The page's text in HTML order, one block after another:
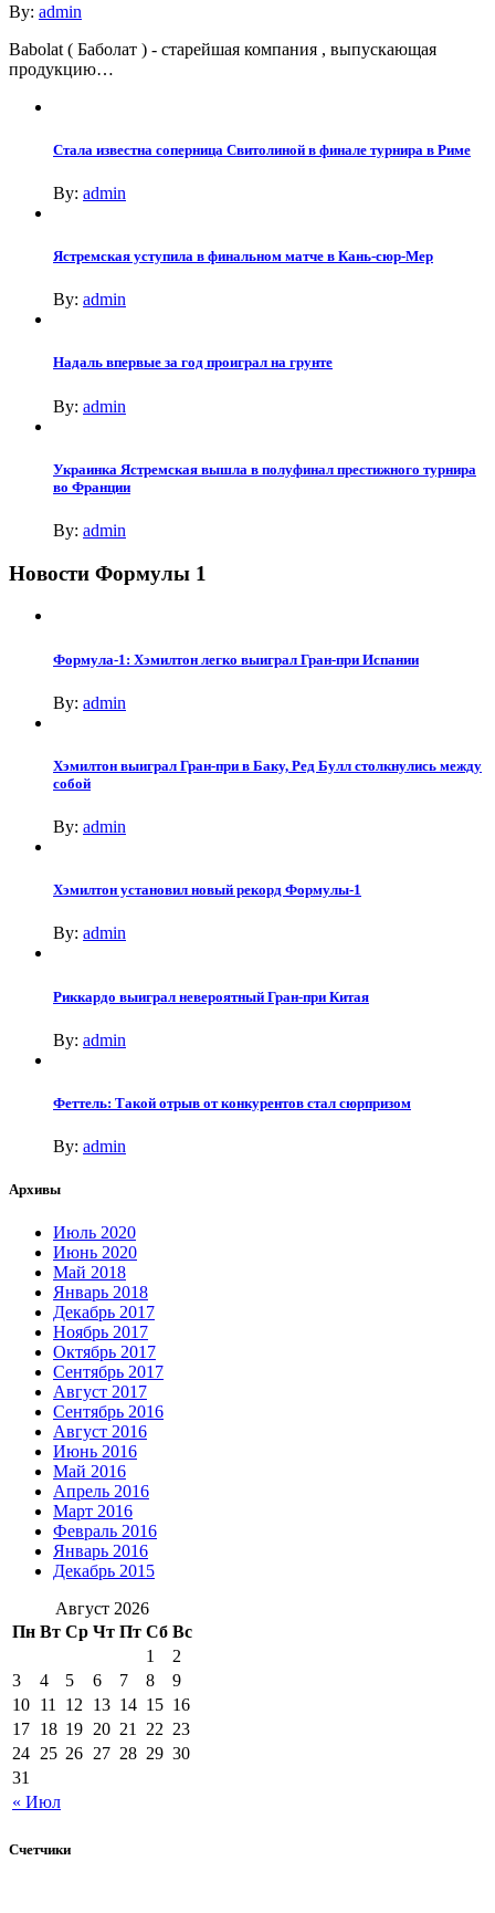
By: admin
Babolat ( Баболат ) - старейшая компания , выпускающая
продукцию…
Стала известна соперница Свитолиной в финале турнира в Риме
By: admin
Ястремская уступила в финальном матче в Кань-сюр-Мер
By: admin
Надаль впервые за год проиграл на грунте
By: admin
Украинка Ястремская вышла в полуфинал престижного турнира
во Франции
By: admin
Новости Формулы 1
Формула-1: Хэмилтон легко выиграл Гран-при Испании
By: admin
Хэмилтон выиграл Гран-при в Баку, Ред Булл столкнулись между
собой
By: admin
Хэмилтон установил новый рекорд Формулы-1
By: admin
Риккардо выиграл невероятный Гран-при Китая
By: admin
Феттель: Такой отрыв от конкурентов стал сюрпризом
By: admin
Архивы
Июль 2020
Июнь 2020
Май 2018
Январь 2018
Декабрь 2017
Ноябрь 2017
Октябрь 2017
Сентябрь 2017
Август 2017
Сентябрь 2016
Август 2016
Июнь 2016
Май 2016
Апрель 2016
Март 2016
Февраль 2016
Январь 2016
Декабрь 2015
Август 2026
Пн Вт Ср Чт Пт Сб Вс
« Июл
1
2
3
4 5 6 7 8
9
10 11 12 13 14 15 16
17 18 19 20 21 22 23
24 25 26 27 28 29 30
31
Счетчики